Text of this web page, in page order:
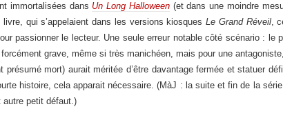
immortalisées dans Un Long Halloween(et dans une moindre
qui s’appelaient dans les versions kiosques Le Grand Réveil,
passionner le lecteur. Une seule erreur notable côté scénario : le
grave, même si très manichéen, mais pour une
mort) aurait méritée d’être davantage fermée et statuer
histoire, cela apparait nécessaire. (MàJ : la suite et fin de la
autre petit défaut.)